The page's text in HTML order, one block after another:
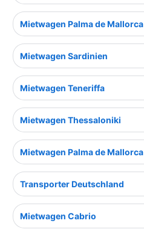
Mietwagen Palma de Mallorca
Mietwagen Sardinien
Mietwagen Teneriffa
Mietwagen Thessaloniki
Mietwagen Palma de Mallorca
Transporter Deutschland
Mietwagen Cabrio